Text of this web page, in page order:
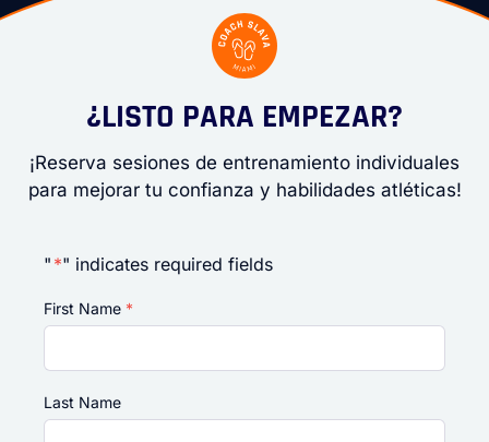
¿LISTO PARA EMPEZAR?
¡Reserva sesiones de entrenamiento individuales
para mejorar tu confianza y habilidades atléticas!
" *" indicates required fields
First Name *
Last Name